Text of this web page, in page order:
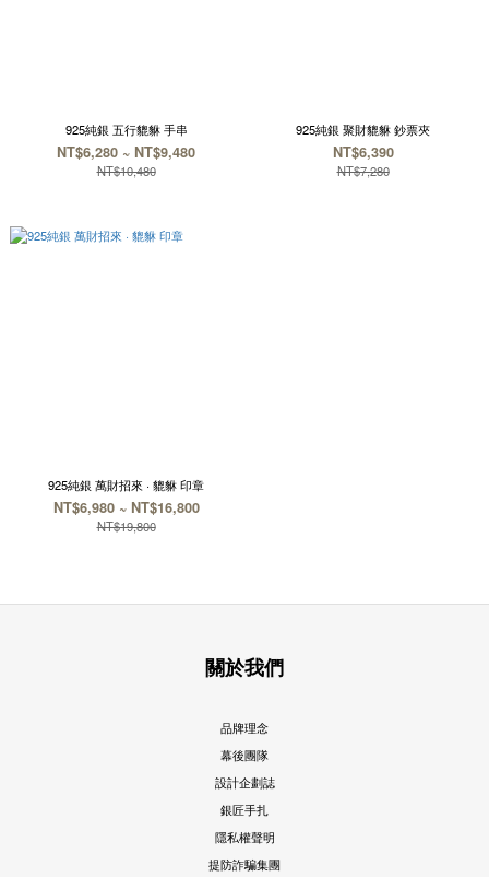
925純銀 五行貔貅 手串
NT$6,280 ~ NT$9,480
NT$10,480
925純銀 聚財貔貅 鈔票夾
NT$6,390
NT$7,280
925純銀 萬財招來 · 貔貅 印章
NT$6,980 ~ NT$16,800
NT$19,800
關於我們
品牌理念
幕後團隊
設計企劃誌
銀匠手扎
隱私權聲明
提防詐騙集團